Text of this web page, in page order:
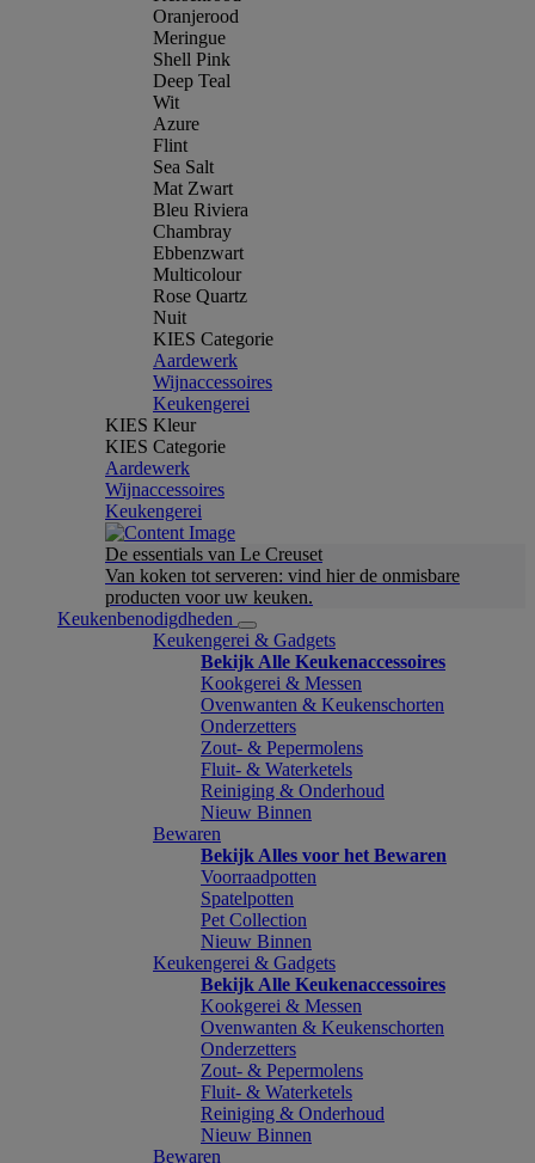
Oranjerood
Meringue
Shell Pink
Deep Teal
Wit
Azure
Flint
Sea Salt
Mat Zwart
Bleu Riviera
Chambray
Ebbenzwart
Multicolour
Rose Quartz
Nuit
KIES Categorie
Aardewerk
Wijnaccessoires
Keukengerei
KIES Kleur
KIES Categorie
Aardewerk
Wijnaccessoires
Keukengerei
De essentials van Le Creuset
Van koken tot serveren: vind hier de onmisbare
producten voor uw keuken.
Keukenbenodigdheden
Keukengerei & Gadgets
Bekijk Alle Keukenaccessoires
Kookgerei & Messen
Ovenwanten & Keukenschorten
Onderzetters
Zout- & Pepermolens
Fluit- & Waterketels
Reiniging & Onderhoud
Nieuw Binnen
Bewaren
Bekijk Alles voor het Bewaren
Voorraadpotten
Spatelpotten
Pet Collection
Nieuw Binnen
Keukengerei & Gadgets
Bekijk Alle Keukenaccessoires
Kookgerei & Messen
Ovenwanten & Keukenschorten
Onderzetters
Zout- & Pepermolens
Fluit- & Waterketels
Reiniging & Onderhoud
Nieuw Binnen
Bewaren